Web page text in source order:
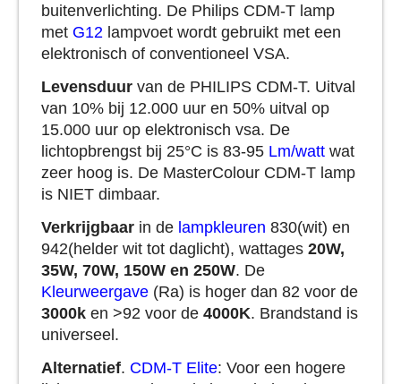
buitenverlichting. De Philips CDM-T lamp
met G12 lampvoet wordt gebruikt met een
elektronisch of conventioneel VSA.
Levensduur van de PHILIPS CDM-T. Uitval
van 10% bij 12.000 uur en 50% uitval op
15.000 uur op elektronisch vsa. De
lichtopbrengst bij 25°C is 83-95 Lm/watt wat
zeer hoog is. De MasterColour CDM-T lamp
is NIET dimbaar.
Verkrijgbaar in de lampkleuren 830(wit) en
942(helder wit tot daglicht), wattages 20W,
35W, 70W, 150W en 250W. De
Kleurweergave (Ra) is hoger dan 82 voor de
3000k en >92 voor de 4000K. Brandstand is
universeel.
Alternatief. CDM-T Elite: Voor een hogere